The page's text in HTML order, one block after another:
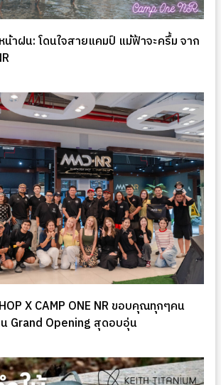
าฝน: โดนใจสายแคมป์ แม้ฟ้าจะครึ้ม จาก
X CAMP ONE NR ขอบคุณทุกๆคน
Grand Opening สุดอบอุ่น